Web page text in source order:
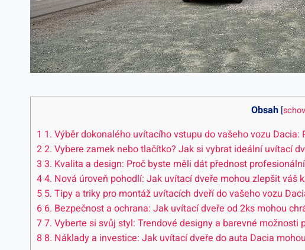
Obsah [
1 1. Výběr dokonalého uvítacího vstupu do vašeho vozu
22. Vybere zamek nebo tlačítko? Jak si vybrat ideální uvítací
3 3. Kvalita a design: Proč byste měli dát přednost
44. Nová úroveň pohodlí: Jak uvítací dveře mohou zlepšit váš
5 5. Tipy a triky pro montáž uvítacích dveří do vašeho vozu
6 6. Bezpečnost a ochrana: Jak uvítací dveře od 2ks mohou
77. Vyberte si svůj styl: Trendové designy a barevné možnosti
8 8. Náklady a investice: Jak uvítací dveře do auta Dacia